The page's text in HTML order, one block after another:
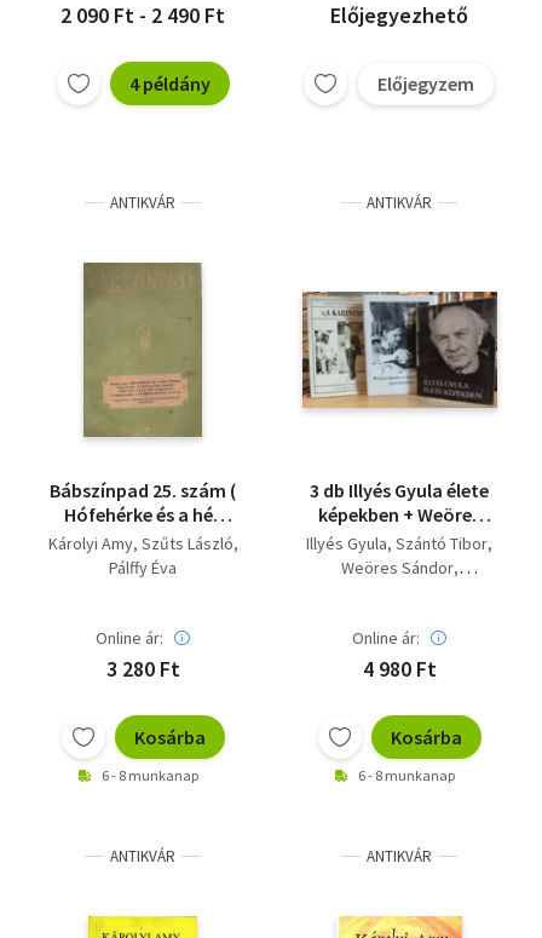
2 090 Ft - 2 490 Ft
4 példány
Előjegyezhető
Előjegyzem
ANTIKVÁR
Bábszínpad 25. szám (
Hófehérke és a hét
törpe- A póruljárt
medve- A két hiú
Károlyi Amy Szűts László
Pálffy Éva
Online ár:
3 280 Ft
Kosárba
6 - 8 munkanap
ANTIKVÁR
3 db Illyés Gyula élete
képekben + Weöres
Sándor és Károlyi Amy
élete képekben + A
művészcsalád száz
éve képekben)
Illyés Gyula Szántó Tibor
Weöres Sándor
Online ár:
4 980 Ft
Kosárba
6 - 8 munkanap
ANTIKVÁR ANTIKVÁR